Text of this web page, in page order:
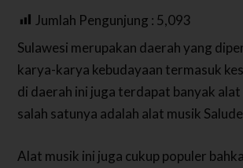
Jumlah Pengunjung : 5,093
Sulawesi merupakan daerah yang
karya-karya kebudayaan termasuk
di daerah ini juga terdapat banyak
salah satunya adalah alat musik
Alat musik ini juga cukup populer